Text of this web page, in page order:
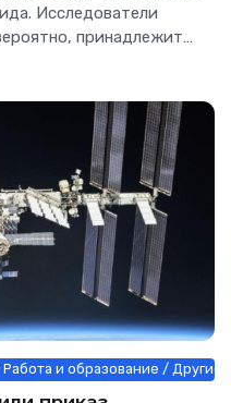
Исследователи
принадлежит
и образование /